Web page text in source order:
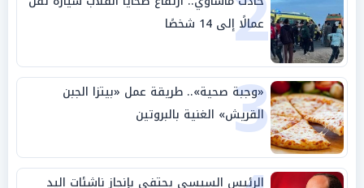
عمالًا إلى 14 شخصًا
3
«وجبة صحية».. طريقة عمل «بيتزا الجبن
القريش» الغنية بالبروتين
الرئيس السيسي يحتفي بإنجاز ناشئات اليد